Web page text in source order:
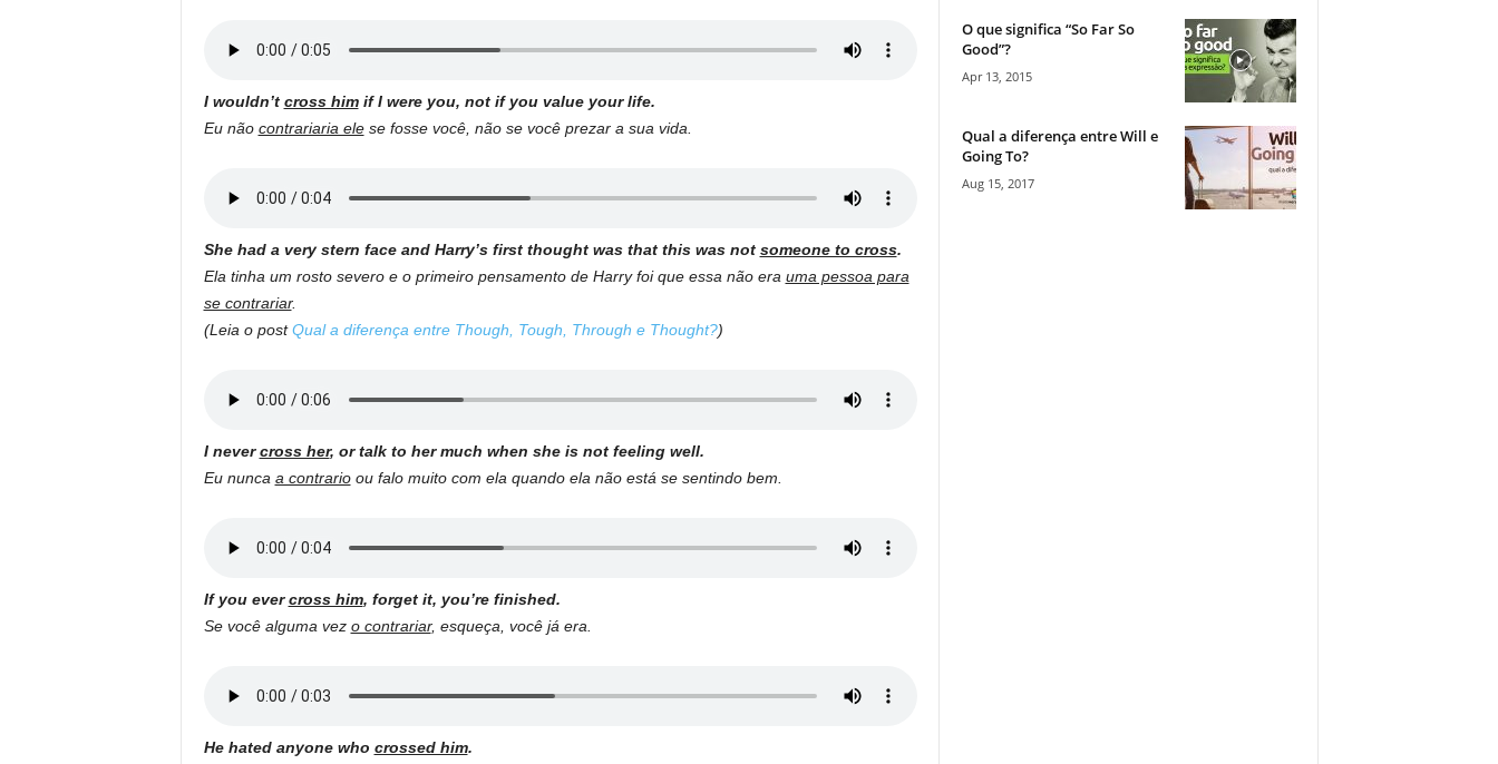
I wouldn’t cross himif I were you, not if you value your life.
Eu não contrariaria elese fosse você, não se você prezar a sua vida.
She had a very stern face and Harry’s first thought was that this was not someone to cross.
Ela tinha um rosto severo e o primeiro pensamento de Harry foi que essa não era uma pessoa para
se contrariar.
(Leia o postQual a diferença entre Though, Tough, Through e Thought?)
I nevercross her, or talk to her much when she is not feeling well.
Eu nunca a contrarioou falo muito com ela quando ela não está se sentindo bem.
If you evercross him, forget it, you’re finished.
Se você alguma vez o contrariar, esqueça, você já era.
He hated anyone who crossed him.
O que significa “So Far So
Good”?
Apr 13, 2015
Qual a diferença entre Will e
Going To?
Aug 15, 2017